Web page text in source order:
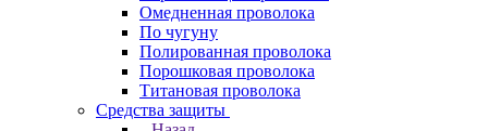
Омедненная проволока
По чугуну
Полированная проволока
Порошковая проволока
Титановая проволока
Средства защиты